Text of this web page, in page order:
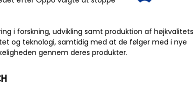
i forskning, udvikling samt produktion af
og teknologi, samtidig med at de følger med i nye
gennem deres produkter.